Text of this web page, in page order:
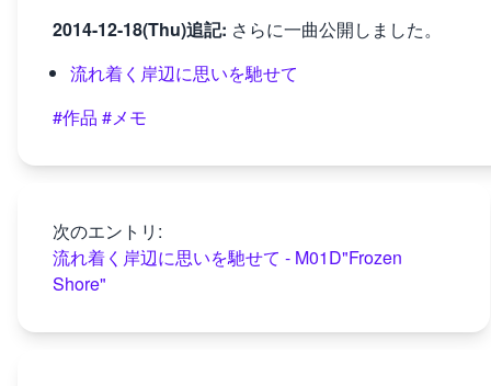
2014-12-18(Thu)追記: さらに一曲公開しました。
流れ着く岸辺に思いを馳せて
#作品 #メモ
次のエントリ:
流れ着く岸辺に思いを馳せて - M01D"Frozen
Shore"